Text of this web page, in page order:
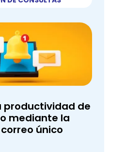
productividad de
mediante la
único